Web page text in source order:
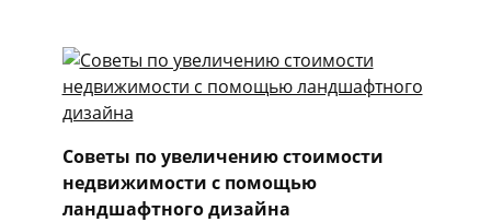
Советы по увеличению стоимости
недвижимости с помощью
ландшафтного дизайна